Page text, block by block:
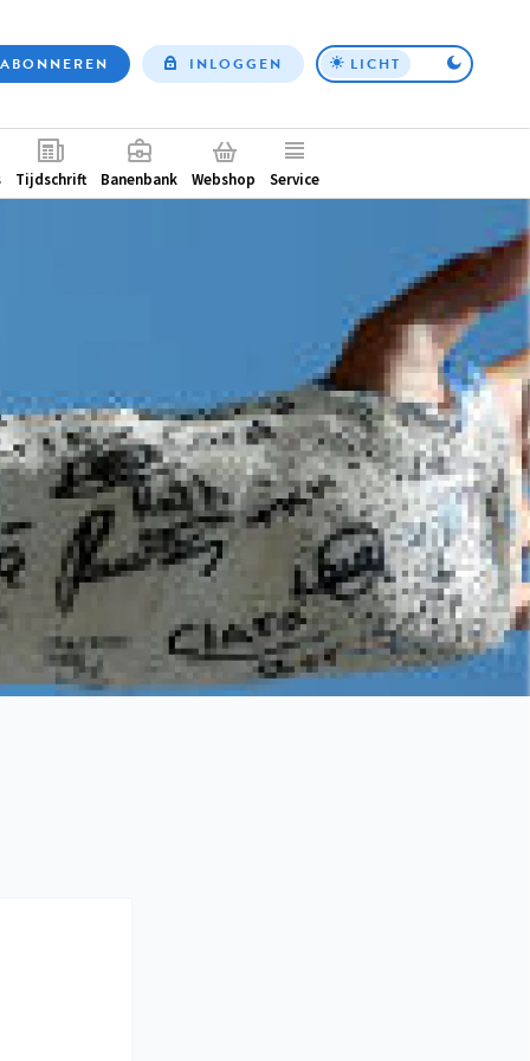
Top
ABONNEREN INLOGGEN LICHT
Tijdschrift Banenbank Webshop Service